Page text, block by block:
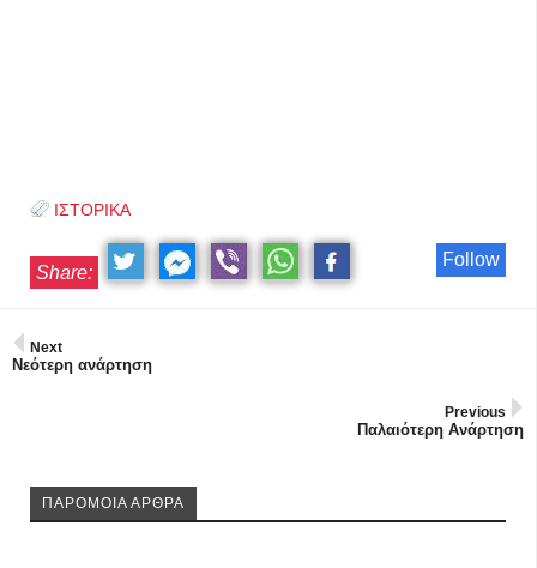
ΙΣΤΟΡΙΚΑ
Follow
Share:
Next
Νεότερη ανάρτηση
Previous
Παλαιότερη Ανάρτηση
ΠΑΡΟΜΟΙΑ ΑΡΘΡΑ